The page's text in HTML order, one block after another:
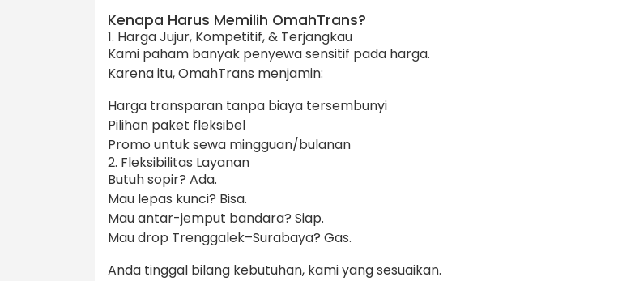
Kenapa Harus Memilih OmahTrans?
1. Harga Jujur, Kompetitif, & Terjangkau
Kami paham banyak penyewa sensitif pada harga.
Karena itu, OmahTrans menjamin:
Harga transparan tanpa biaya tersembunyi
Pilihan paket fleksibel
Promo untuk sewa mingguan/bulanan
2. Fleksibilitas Layanan
Butuh sopir? Ada.
Mau lepas kunci? Bisa.
Mau antar-jemput bandara? Siap.
Mau drop Trenggalek–Surabaya? Gas.
Anda tinggal bilang kebutuhan, kami yang sesuaikan.